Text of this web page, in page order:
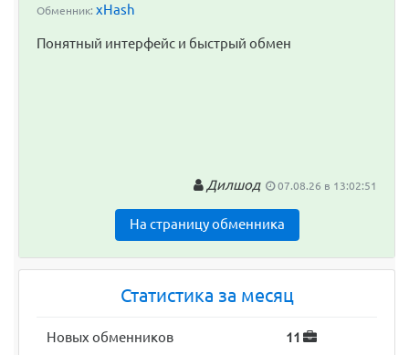
Обменник: xHash
Понятный интерфейс и быстрый обмен
Дилшод 07.08.26 в 13:02:51
На страницу обменника
Статистика за месяц
Новых обменников 11